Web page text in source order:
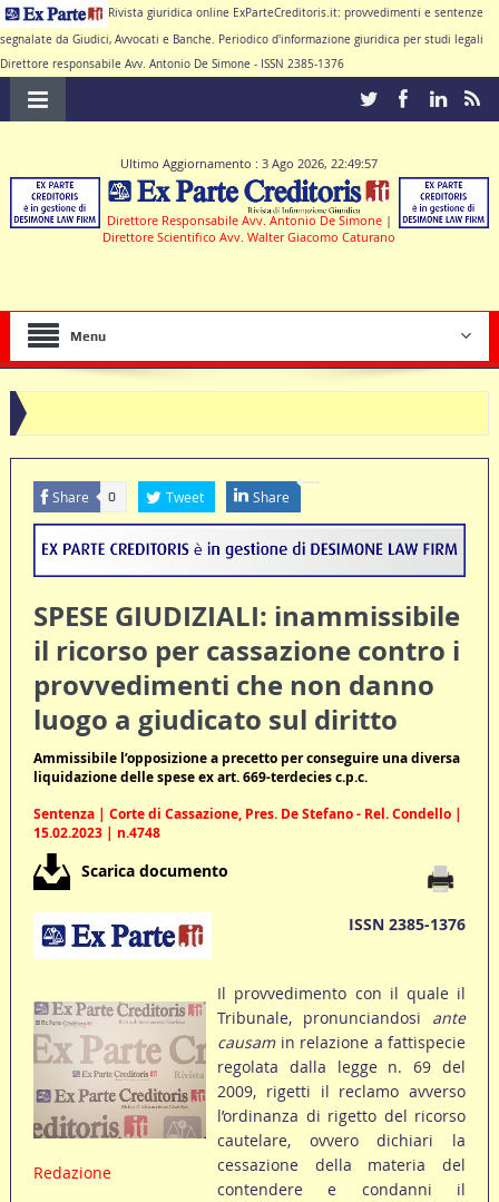
Rivista giuridica online ExParteCreditoris.it: provvedimenti e sentenze
segnalate da Giudici, Avvocati e Banche. Periodico d'informazione giuridica per studi legali
Direttore responsabile Avv. Antonio De Simone - ISSN 2385-1376
Ultimo Aggiornamento : 3 Ago 2026, 22:49:57
Direttore Responsabile Avv. Antonio De Simone |
Direttore Scientifico Avv. Walter Giacomo Caturano
Menu
Share 0 Tweet Share
SPESE GIUDIZIALI: inammissibile
il ricorso per cassazione contro i
provvedimenti che non danno
luogo a giudicato sul diritto
Ammissibile l’opposizione a precetto per conseguire una diversa
liquidazione delle spese ex art. 669-terdecies c.p.c.
Sentenza | Corte di Cassazione, Pres. De Stefano - Rel. Condello |
15.02.2023 | n.4748
Scarica documento
ISSN 2385-1376
Redazione
Il provvedimento con il quale il
Tribunale, pronunciandosi ante
causamin relazione a fattispecie
regolata dalla legge n. 69 del
2009, rigetti il reclamo avverso
l’ordinanza di rigetto del ricorso
cautelare, ovvero dichiari la
cessazione della materia del
contendere e condanni il